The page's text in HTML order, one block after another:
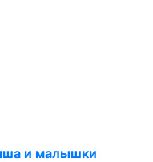
и малышки